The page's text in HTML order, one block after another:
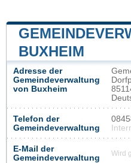
BUXHEIM
Adresse der
Gemeindeverwaltung
von Buxheim
Telefon der
Gemeindeverwaltung
E-Mail der
Gemeindeverwaltung
Wird